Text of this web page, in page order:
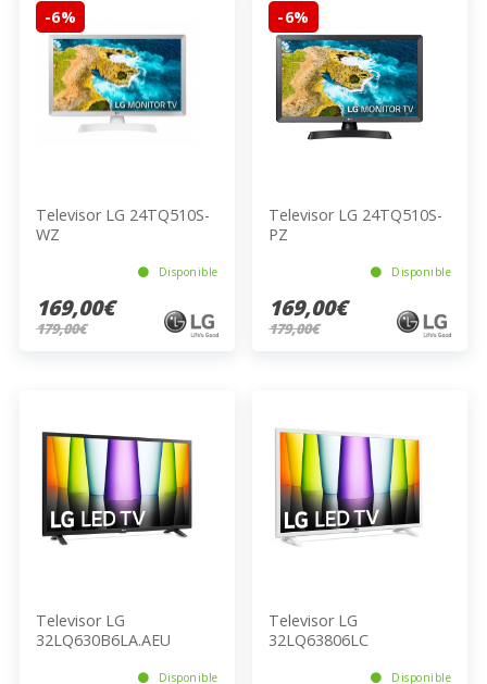
-6%
Televisor LG 24TQ510S-
WZ
Disponible
169,00€
179,00€
-6%
Televisor LG 24TQ510S-
PZ
Disponible
169,00€
179,00€
Televisor LG
32LQ630B6LA.AEU
Disponible
Televisor LG
32LQ63806LC
Disponible